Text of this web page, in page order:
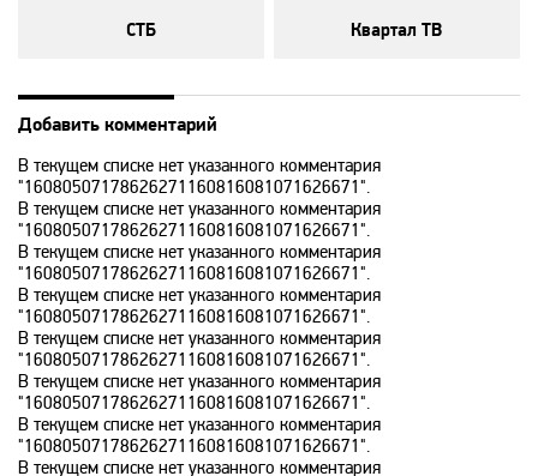
Discovery
Discovery science
Disney
DNK
DTX
Europa Plus TV
Fox Life
СТБ Квартал ТВ
Добавить комментарий
В текущем списке нет указанного комментария
"16080507178626271160816081071626671".
В текущем списке нет указанного комментария
"16080507178626271160816081071626671".
В текущем списке нет указанного комментария
"16080507178626271160816081071626671".
В текущем списке нет указанного комментария
"16080507178626271160816081071626671".
В текущем списке нет указанного комментария
"16080507178626271160816081071626671".
В текущем списке нет указанного комментария
"16080507178626271160816081071626671".
В текущем списке нет указанного комментария
"16080507178626271160816081071626671".
В текущем списке нет указанного комментария